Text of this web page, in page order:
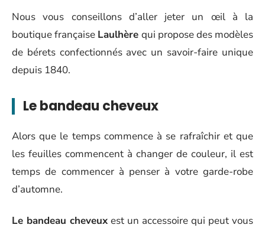
Nous vous conseillons d’aller jeter un œil à la
boutique française Laulhère qui propose des modèles
de bérets confectionnés avec un savoir-faire unique
depuis 1840.
Le bandeau cheveux
Alors que le temps commence à se rafraîchir et que
les feuilles commencent à changer de couleur, il est
temps de commencer à penser à votre garde-robe
d’automne.
Le bandeau cheveux est un accessoire qui peut vous